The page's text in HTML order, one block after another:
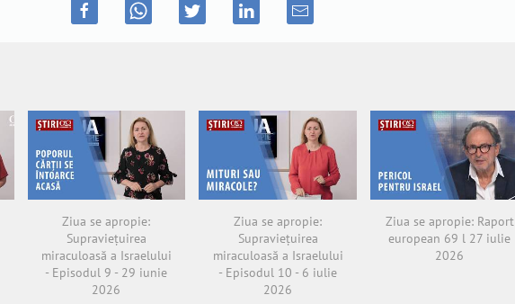
Ziua se apropie:
Supraviețuirea
miraculoasă a Israelului
- Episodul 9 - 29 iunie
2026
Ziua se apropie:
Supraviețuirea
miraculoasă a Israelului
- Episodul 10 - 6 iulie
2026
Ziua se apropie: Raport
european 69 l 27 iulie
2026